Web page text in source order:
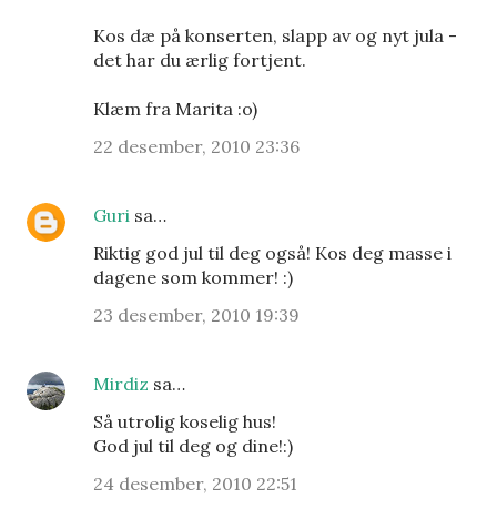
Kos dæ på konserten, slapp av og nyt jula -
det har du ærlig fortjent.
Klæm fra Marita :o)
22 desember, 2010 23:36
Guri sa…
Riktig god jul til deg også! Kos deg masse i
dagene som kommer! :)
23 desember, 2010 19:39
Mirdiz sa…
Så utrolig koselig hus!
God jul til deg og dine!:)
24 desember, 2010 22:51